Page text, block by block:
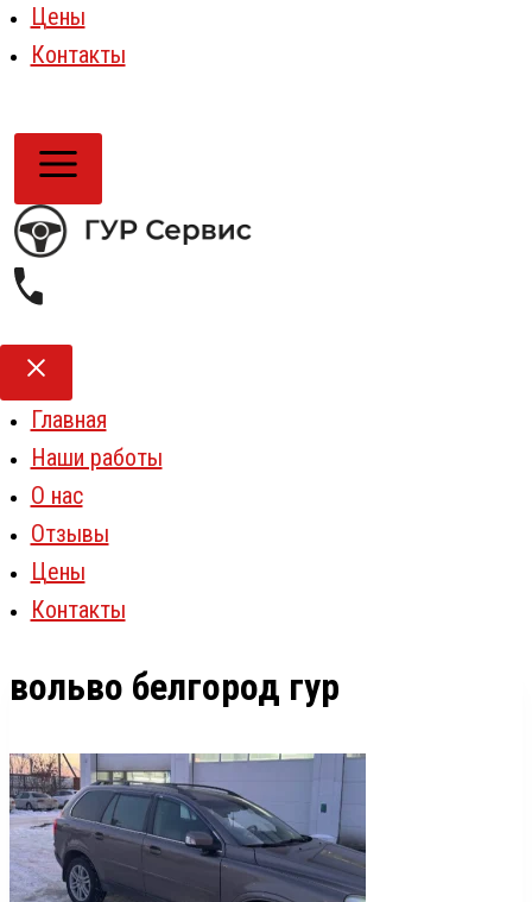
Цены
Контакты
Главная
Наши работы
О нас
Отзывы
Цены
Контакты
вольво белгород гур